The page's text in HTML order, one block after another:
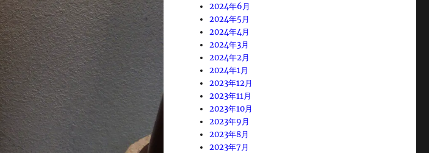
2024年6月
2024年5月
2024年4月
2024年3月
2024年2月
2024年1月
2023年12月
2023年11月
2023年10月
2023年9月
2023年8月
2023年7月